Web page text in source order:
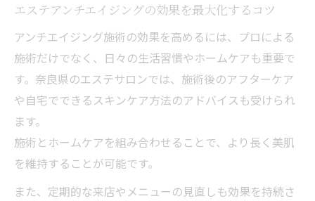
エステアンチエイジングの効果を最大化するコツ
アンチエイジング施術の効果を高めるには、プロによる
施術だけでなく、日々の生活習慣やホームケアも重要で
す。奈良県のエステサロンでは、施術後のアフターケア
や自宅でできるスキンケア方法のアドバイスも受けられ
ます。
施術とホームケアを組み合わせることで、より長く美肌
を維持することが可能です。
また、定期的な来店やメニューの見直しも効果を持続さ